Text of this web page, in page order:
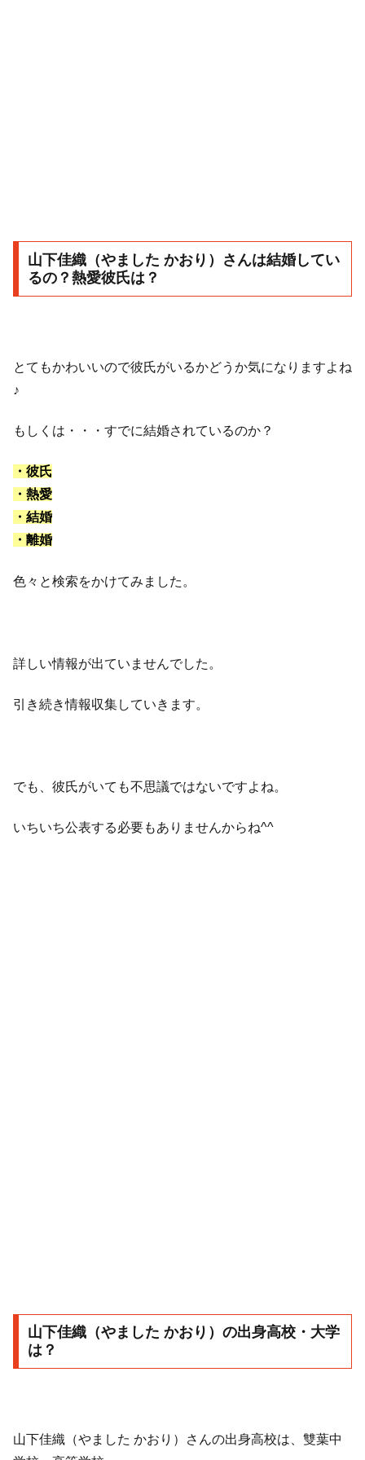
山下佳織（やました かおり）さんは結婚してい
るの？熱愛彼氏は？
とてもかわいいので彼氏がいるかどうか気になりますよね
♪
もしくは・・・すでに結婚されているのか？
・彼氏
・熱愛
・結婚
・離婚
色々と検索をかけてみました。
詳しい情報が出ていませんでした。
引き続き情報収集していきます。
でも、彼氏がいても不思議ではないですよね。
いちいち公表する必要もありませんからね^^
山下佳織（やました かおり）の出身高校・大学
は？
山下佳織（やました かおり）さんの出身高校は、雙葉中